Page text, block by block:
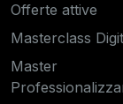
Offerte attive
Masterclass
Master